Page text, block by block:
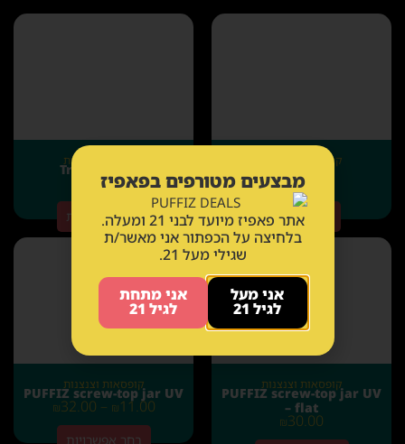
קופסאות וצנצנות
₪8.00
הוספה לסל
קופסאות וצנצנות
8.00
בחר אפשרויות
קופסאות וצנצנות
PUFFIZ screw-top jar UV
– flat
₪30.00
קופסאות וצנצנות
PUFFIZ screw-top jar UV
₪11.00
–
₪32.00
בחר אפשרויות
מבצעים מטורפים בפאפיז
אתר פאפיז מיועד לבני 21 ומעלה.
בלחיצה על הכפתור אני מאשר/ת
שגילי מעל 21.
אני מעל
לגיל 21
אני מתחת
לגיל 21